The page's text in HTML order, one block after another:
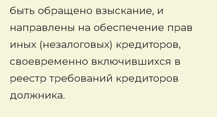
быть обращено взыскание, и
направлены на обеспечение прав
иных (незалоговых) кредиторов,
своевременно включившихся в
реестр требований кредиторов
должника.